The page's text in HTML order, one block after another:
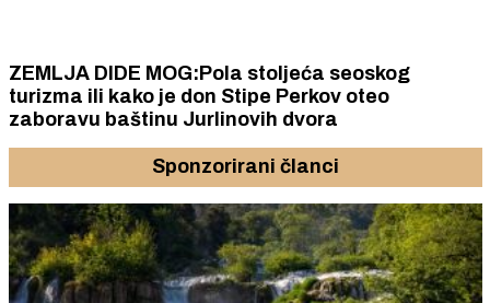
ZEMLJA DIDE MOG:Pola stoljeća seoskog
turizma ili kako je don Stipe Perkov oteo
zaboravu baštinu Jurlinovih dvora
Sponzorirani članci